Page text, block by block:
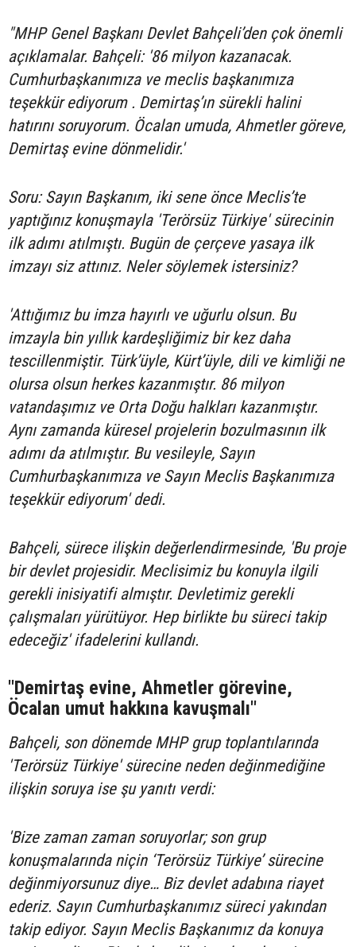
"MHP Genel Başkanı Devlet Bahçeli’den çok önemli
açıklamalar. Bahçeli: '86 milyon kazanacak.
Cumhurbaşkanımıza ve meclis başkanımıza
teşekkür ediyorum . Demirtaş’ın sürekli halini
hatırını soruyorum. Öcalan umuda, Ahmetler göreve,
Demirtaş evine dönmelidir.'
Soru: Sayın Başkanım, iki sene önce Meclis’te
yaptığınız konuşmayla 'Terörsüz Türkiye' sürecinin
ilk adımı atılmıştı. Bugün de çerçeve yasaya ilk
imzayı siz attınız. Neler söylemek istersiniz?
'Attığımız bu imza hayırlı ve uğurlu olsun. Bu
imzayla bin yıllık kardeşliğimiz bir kez daha
tescillenmiştir. Türk’üyle, Kürt’üyle, dili ve kimliği ne
olursa olsun herkes kazanmıştır. 86 milyon
vatandaşımız ve Orta Doğu halkları kazanmıştır.
Aynı zamanda küresel projelerin bozulmasının ilk
adımı da atılmıştır. Bu vesileyle, Sayın
Cumhurbaşkanımıza ve Sayın Meclis Başkanımıza
teşekkür ediyorum' dedi.
Bahçeli, sürece ilişkin değerlendirmesinde, 'Bu proje
bir devlet projesidir. Meclisimiz bu konuyla ilgili
gerekli inisiyatifi almıştır. Devletimiz gerekli
çalışmaları yürütüyor. Hep birlikte bu süreci takip
edeceğiz' ifadelerini kullandı.
"Demirtaş evine, Ahmetler görevine,
Öcalan umut hakkına kavuşmalı"
Bahçeli, son dönemde MHP grup toplantılarında
'Terörsüz Türkiye' sürecine neden değinmediğine
ilişkin soruya ise şu yanıtı verdi:
'Bize zaman zaman soruyorlar; son grup
konuşmalarında niçin ‘Terörsüz Türkiye’ sürecine
değinmiyorsunuz diye… Biz devlet adabına riayet
ederiz. Sayın Cumhurbaşkanımız süreci yakından
takip ediyor. Sayın Meclis Başkanımız da konuya